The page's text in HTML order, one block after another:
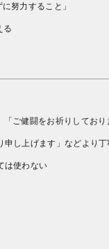
努力すること」
る
「ご健闘をお祈りしてお
申し上げます」などより丁
は使わない